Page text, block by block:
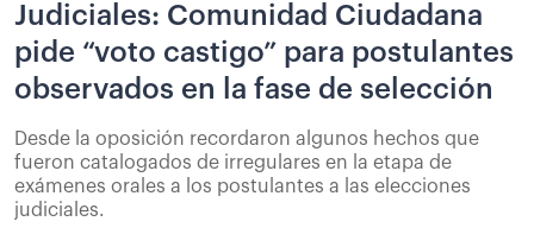
Judiciales: Comunidad Ciudadana
pide “voto castigo” para postulantes
observados en la fase de selección
Desde la oposición recordaron algunos hechos que
fueron catalogados de irregulares en la etapa de
exámenes orales a los postulantes a las elecciones
judiciales.